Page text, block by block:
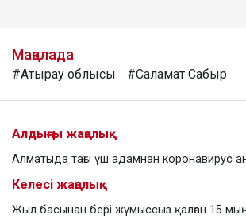
Мақалада
#Атырау облысы #Саламат Сабыр
Алдыңғы жаңалық
Алматыда тағы үш адамнан коронавирус
Келесі жаңалық
Жыл басынан бері жұмыссыз қалған 15